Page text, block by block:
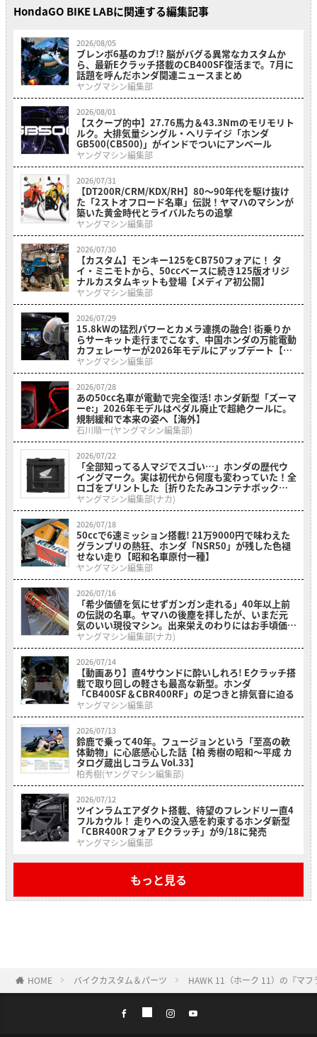
HondaGO BIKE LABに関連する編集記事
2026/08/05
ブレンボ6基のカブ!? 脳がバグる異常なカスタムか
ら、最新Eクラッチ搭載のCB400SF復活まで。7月に
話題を呼んだホンダ関連ニュースまとめ
ヤングマシン編集部
2026/08/01
【スクープ的中】27.76馬力＆43.3Nmのモリモリト
ルク。大排気量シングル・ヘリテイジ「ホンダ
GB500(CB500)」がインドでついにアンベール
ヤングマシン編集部
2026/07/31
【DT200R/CRM/KDX/RH】80〜90年代を駆け抜け
た「2ストオフロード名車」伝説！ヤマハのマシンが
築いた黄金時代とライバルたちの追撃
ヤングマシン編集部
2026/07/30
【カスタム】モンキー125をCB750フォアに！ タ
イ・ミニモトから、50ccベースに続き125版オリジ
ナルカスタムキットも登場【メディア初公開】
ヤングマシン編集部
2026/07/29
15.8kWの猛烈パワーとカメラ連携の融合! 街乗りか
らサーキット走行までこなす、中国ホンダの万能電動
カフェレーサーが2026年モデルにアップデート【海
外】
ヤングマシン編集部
2026/07/28
あの50cc名車が電動で完全復活! ホンダ新型「ズーマ
ーe:」2026年モデルはペダル廃止で超絶クールに。
規制緩和で本来の姿へ【海外】
石川順一(ヤングマシン編集部)
2026/07/22
「全部知ってる人マジでスゴい…」ホンダの歴代ウ
イングマーク。実は初代から何度も変わっていた！全
ロゴをプリントした［折りたたみコンテナボックス
ホンダウィングヒストリー］
ヤングマシン編集部(ナカ)
2026/07/18
50ccで6速ミッション搭載! 21万9000円で味わえた
グランプリの熱狂、ホンダ「NSR50」が残した色褪
せない走り【昭和名車原付一種】
ヤングマシン編集部
2026/07/16
「希少価値を気にせずガンガン走れる」40年以上前
の伝説の名車。ヤマハの後塵を拝したが、いまだ元
気のいい現役マシン。出来栄えのわりにはお手頃価格
の「ホンダ・RS500R」を紹介
ヤングマシン編集部(ナカ)
2026/07/14
【動画あり】直4サウンドに酔いしれろ! Eクラッチ搭
載で取り回しの軽さも最高な新型。ホンダ
「CB400SF＆CBR400RF」の足つきと排気音に迫る
ヤングマシン編集部
2026/07/13
鈴鹿で乗って40年。フュージョンという「至高の軟
体動物」に心底感心した話【柏 秀樹の昭和〜平成 カ
タログ蔵出しコラム Vol.33】
柏秀樹(ヤングマシン編集部)
2026/07/12
ツインラムエアダクト搭載、待望のフレンドリー直4
フルカウル！ 走りへの没入感を約束するホンダ新型
「CBR400Rフォア Eクラッチ」が9/18に発売
ヤングマシン編集部
もっと見る
HOME バイクカスタム＆パーツ HAWK 11（ホーク 11）の『マ